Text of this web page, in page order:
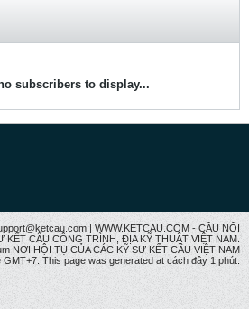
subscribers to display...
| WWW.KETCAU.COM - CẦU NỐI
KẾT CẤU CÔNG TRÌNH, ĐỊA KỸ THUẬT VIỆT NAM.
NƠI HỘI TỤ CỦA CÁC KỸ SƯ KẾT CÂU VIỆT NAM
GMT+7. This page was generated at cách đây 1 phút.